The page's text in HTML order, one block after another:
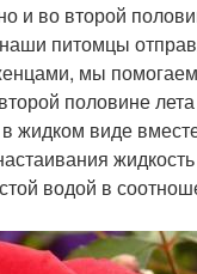
и во второй
питомцы
мы
половине
жидком виде
водой в